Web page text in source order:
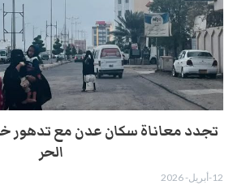
تجدد معاناة سكان عدن مع تدهور
الحر
12-أبريل- 2026